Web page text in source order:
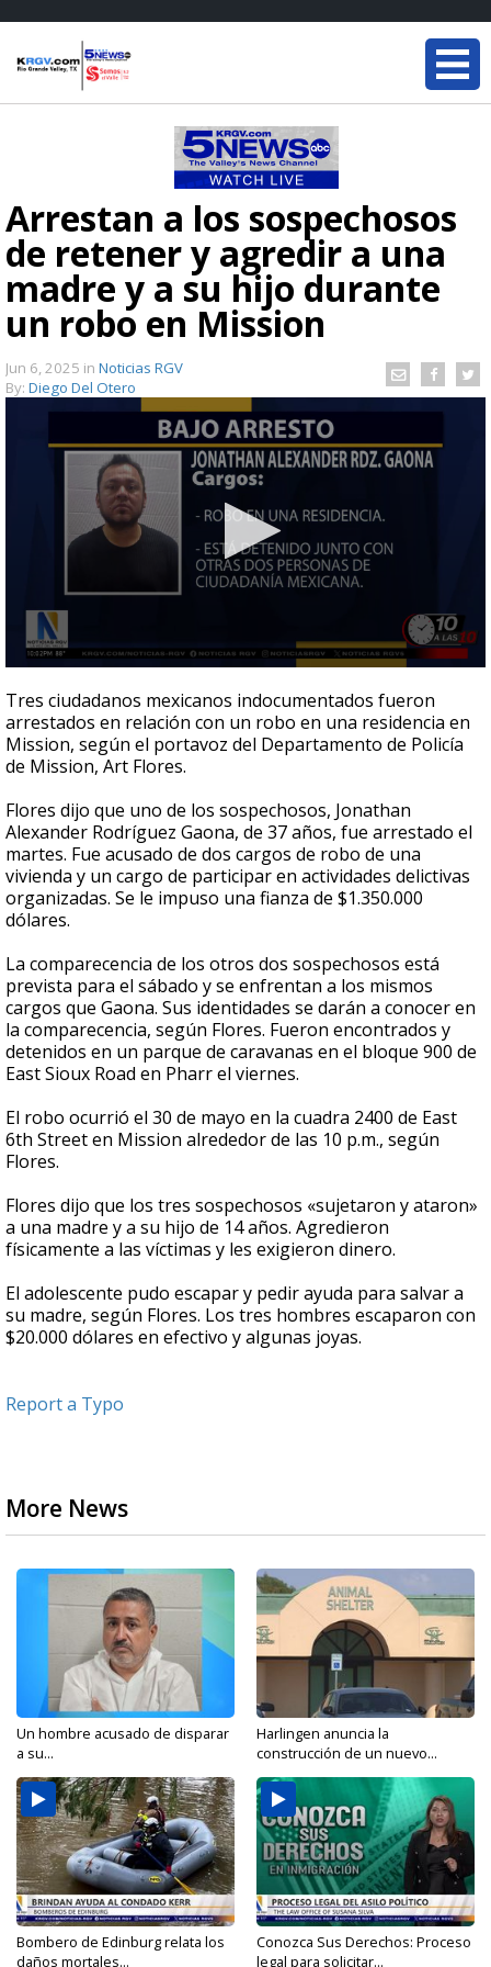
Arrestan a los sospechosos
de retener y agredir a una
madre y a su hijo durante
un robo en Mission
Jun 6, 2025 in Noticias RGV
By: Diego Del Otero
seconds
of
1
minute,
15
Tres ciudadanos mexicanos indocumentados fueron
arrestados en relación con un robo en una residencia en
Mission, según el portavoz del Departamento de Policía
de Mission, Art Flores.
Flores dijo que uno de los sospechosos, Jonathan
Alexander Rodríguez Gaona, de 37 años, fue arrestado el
martes. Fue acusado de dos cargos de robo de una
vivienda y un cargo de participar en actividades delictivas
organizadas. Se le impuso una fianza de $1.350.000
dólares.
La comparecencia de los otros dos sospechosos está
prevista para el sábado y se enfrentan a los mismos
cargos que Gaona. Sus identidades se darán a conocer en
la comparecencia, según Flores. Fueron encontrados y
detenidos en un parque de caravanas en el bloque 900 de
East Sioux Road en Pharr el viernes.
El robo ocurrió el 30 de mayo en la cuadra 2400 de East
6th Street en Mission alrededor de las 10 p.m., según
Flores.
Flores dijo que los tres sospechosos «sujetaron y ataron»
a una madre y a su hijo de 14 años. Agredieron
físicamente a las víctimas y les exigieron dinero.
El adolescente pudo escapar y pedir ayuda para salvar a
su madre, según Flores. Los tres hombres escaparon con
$20.000 dólares en efectivo y algunas joyas.
Report a Typo
More News
Un hombre acusado de disparar
a su...
Harlingen anuncia la
construcción de un nuevo...
Bombero de Edinburg relata los
daños mortales...
Conozca Sus Derechos: Proceso
legal para solicitar...